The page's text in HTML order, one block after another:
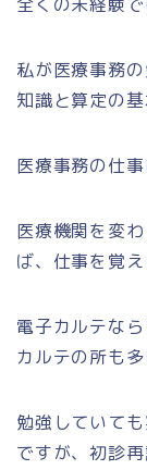
私が医療事務
知識と算定の
医療事務の仕
医療機関を変
ば、仕事を覚
電子カルテな
カルテの所も多
勉強していて
ですが、初診